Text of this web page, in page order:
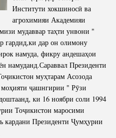
Институти хокшиносӣ ва
агрохимияи Академияи
мудаввар таҳти унвони "
гардид,ки дар он олимону
намуда, фикру андешаҳои
намуданд.Сараввал Президенти
муҳтарам Асозода
ҷашнгирии " Рӯзи
ки 16 ноябри соли 1994
Тоҷикистон маросими
кардани Президенти Ҷумҳурии